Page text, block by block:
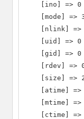
    [ino] => 0
[mode] =>
[nlink] =>
    [uid] => 0
    [gid] => 0
[rdev] =>
[size] =>
[atime] =>
[mtime] =>
[ctime] =>